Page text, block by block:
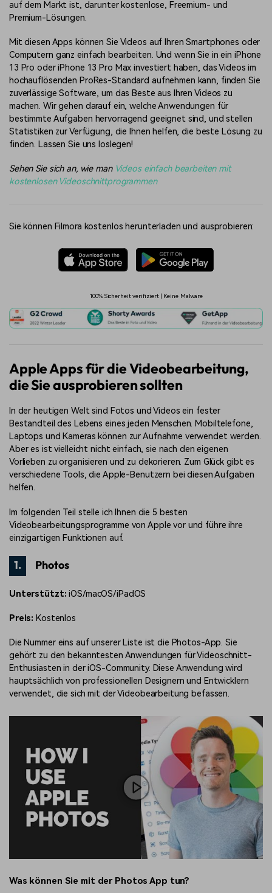
auf dem Markt ist, darunter kostenlose, Freemium- und
Premium-Lösungen.
Mit diesen Apps können Sie Videos auf Ihren Smartphones oder
Computern ganz einfach bearbeiten. Und wenn Sie in ein iPhone
13 Pro oder iPhone 13 Pro Max investiert haben, das Videos im
hochauflösenden ProRes-Standard aufnehmen kann, finden Sie
zuverlässige Software, um das Beste aus Ihren Videos zu
machen. Wir gehen darauf ein, welche Anwendungen für
bestimmte Aufgaben hervorragend geeignet sind, und stellen
Statistiken zur Verfügung, die Ihnen helfen, die beste Lösung zu
finden. Lassen Sie uns loslegen!
Sehen Sie sich an, wie man Videos einfach bearbeiten mit
kostenlosen Videoschnittprogrammen
Sie können Filmora kostenlos herunterladen und ausprobieren:
100% Sicherheit verifiziert | Keine Malware
Apple Apps für die Videobearbeitung,
die Sie ausprobieren sollten
In der heutigen Welt sind Fotos und Videos ein fester
Bestandteil des Lebens eines jeden Menschen. Mobiltelefone,
Laptops und Kameras können zur Aufnahme verwendet werden.
Aber es ist vielleicht nicht einfach, sie nach den eigenen
Vorlieben zu organisieren und zu dekorieren. Zum Glück gibt es
verschiedene Tools, die Apple-Benutzern bei diesen Aufgaben
helfen.
Im folgenden Teil stelle ich Ihnen die 5 besten
Videobearbeitungsprogramme von Apple vor und führe ihre
einzigartigen Funktionen auf.
1. Photos
Unterstützt:iOS/macOS/iPadOS
Preis: Kostenlos
Die Nummer eins auf unserer Liste ist die Photos-App. Sie
gehört zu den bekanntesten Anwendungen für Videoschnitt-
Enthusiasten in der iOS-Community. Diese Anwendung wird
hauptsächlich von professionellen Designern und Entwicklern
verwendet, die sich mit der Videobearbeitung befassen.
Was können Sie mit der Photos App tun?